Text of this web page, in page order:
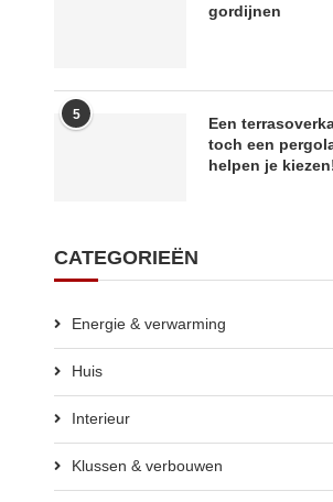
gordijnen
5
Een
toch een
helpen je
CATEGORIEËN
Energie & verwarming
Huis
Interieur
Klussen & verbouwen